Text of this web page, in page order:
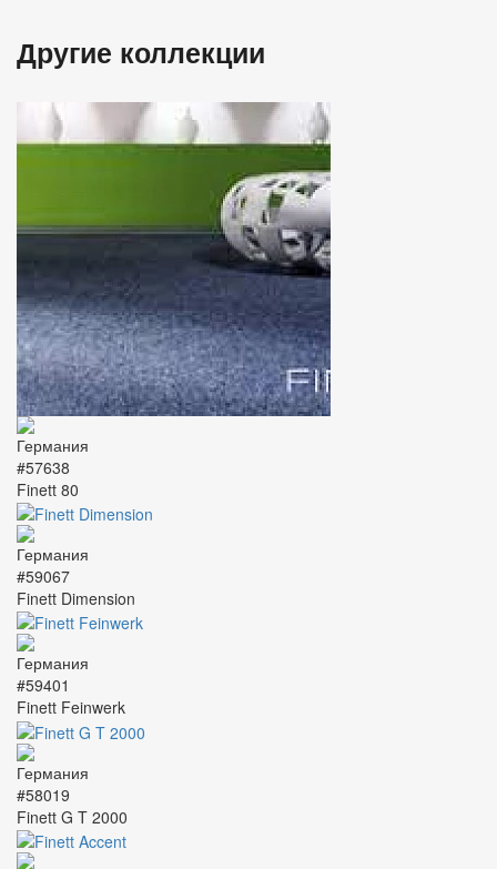
Другие коллекции
#57638
Finett 80
#59067
Finett Dimension
#59401
Finett Feinwerk
#58019
Finett G T 2000